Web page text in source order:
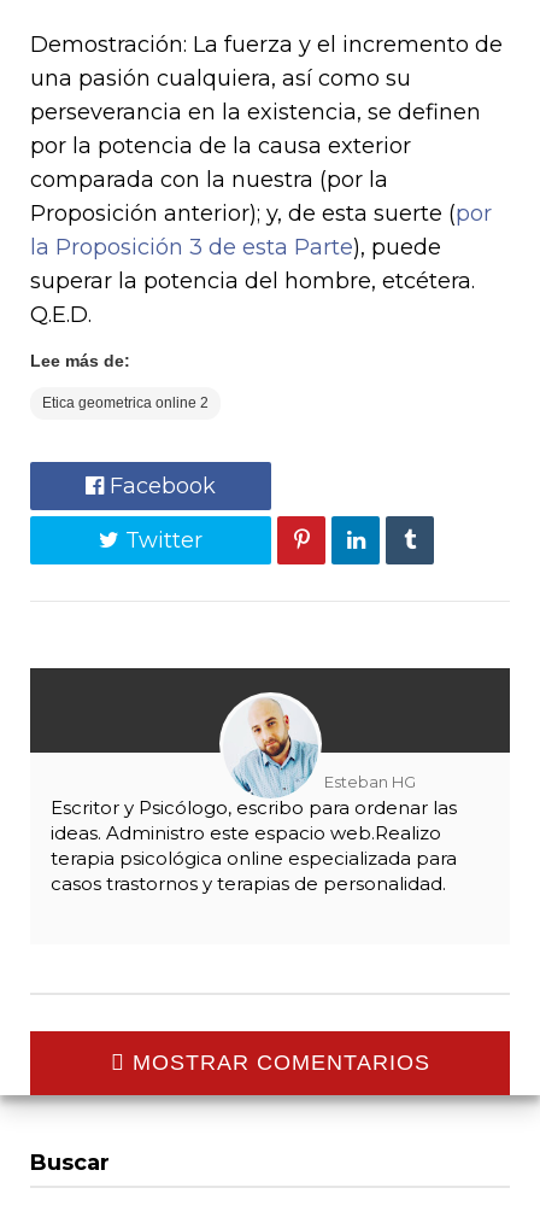
Demostración: La fuerza y el incremento de
una pasión cualquiera, así como su
perseverancia en la existencia, se definen
por la potencia de la causa exterior
comparada con la nuestra (por la
Proposición anterior); y, de esta suerte (por
la Proposición 3 de esta Parte), puede
superar la potencia del hombre, etcétera.
Q.E.D.
Lee más de:
Etica geometrica online 2
Facebook
Twitter
Esteban HG
Escritor y Psicólogo, escribo para ordenar las
ideas. Administro este espacio web.Realizo
terapia psicológica online especializada para
casos trastornos y terapias de personalidad.
MOSTRAR COMENTARIOS
Buscar